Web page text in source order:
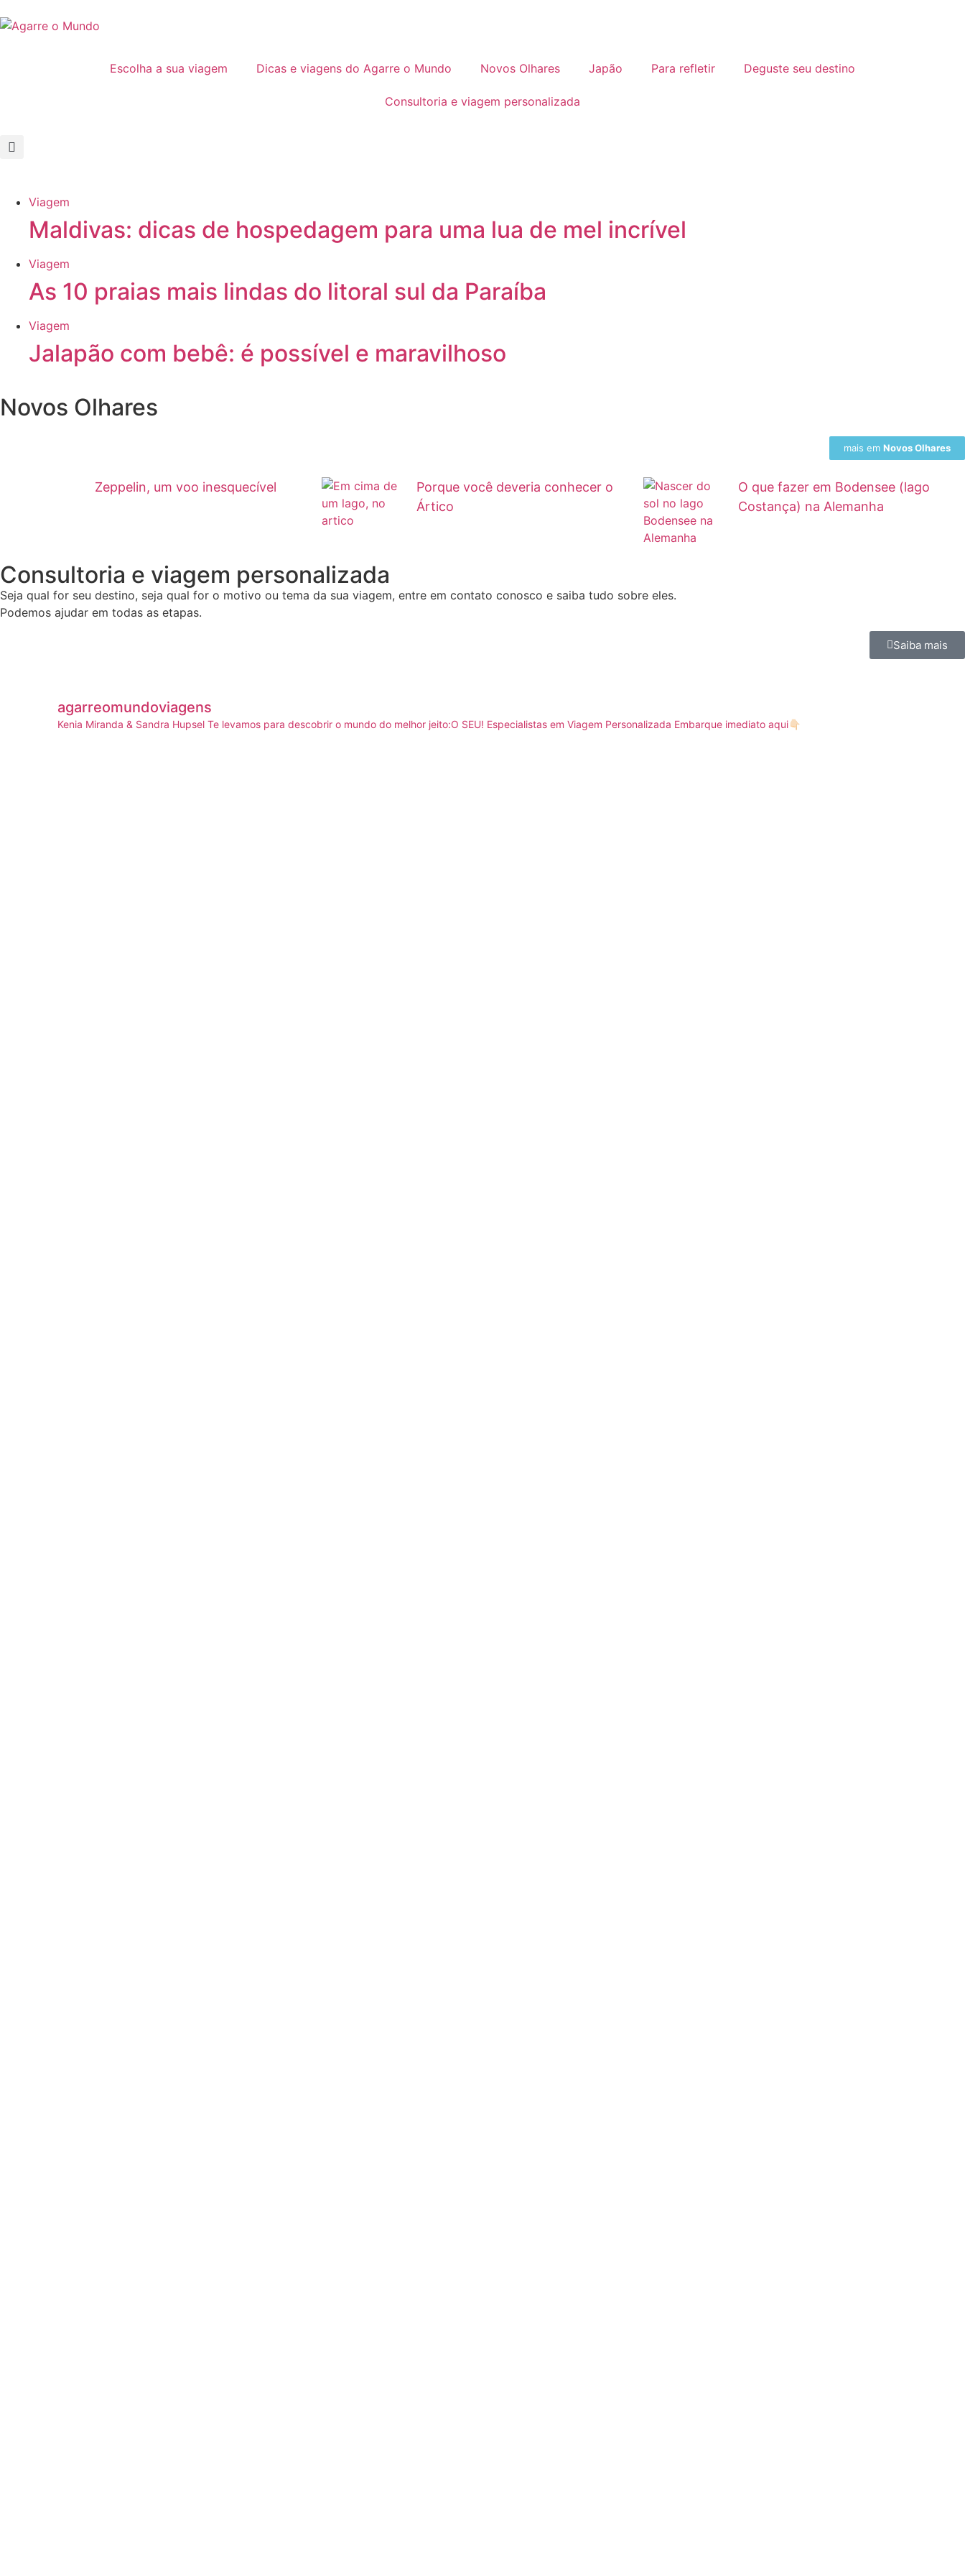
Escolha a sua viagem Dicas e viagens do Agarre o Mundo Novos Olhares Japão Para refletir Deguste seu destino
Consultoria e viagem personalizada
Viagem
Maldivas: dicas de hospedagem para uma lua de mel incrível
Viagem
As 10 praias mais lindas do litoral sul da Paraíba
Viagem
Jalapão com bebê: é possível e maravilhoso
Novos Olhares
mais em Novos Olhares
Zeppelin, um voo inesquecível
Porque você deveria conhecer o
Ártico
O que fazer em Bodensee (lago
Costança) na Alemanha
Consultoria e viagem personalizada
Seja qual for seu destino, seja qual for o motivo ou tema da sua viagem, entre em contato conosco e saiba tudo sobre eles.
Podemos ajudar em todas as etapas.
Saiba mais
agarreomundoviagens
Kenia Miranda & Sandra Hupsel Te levamos para descobrir o mundo do melhor jeito:O SEU! Especialistas em Viagem Personalizada Embarque imediato aqui👇🏻